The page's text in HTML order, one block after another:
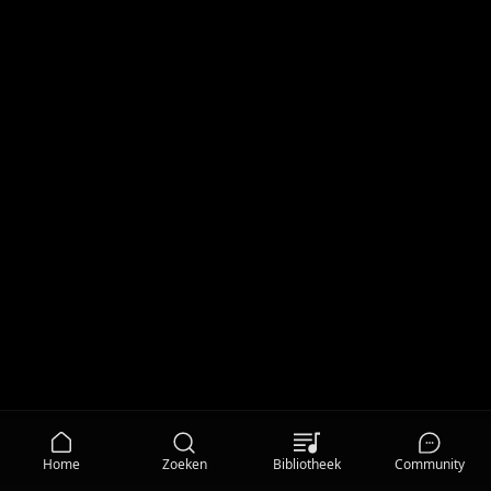
Home Zoeken Bibliotheek Community